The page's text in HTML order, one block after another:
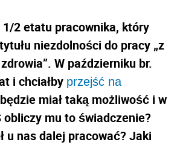
2 etatu pracownika, który
niezdolności do pracy „z
W październiku br.
i chciałby przejść na
miał taką możliwość i w
obliczy mu to świadczenie?
u nas dalej pracować? Jaki